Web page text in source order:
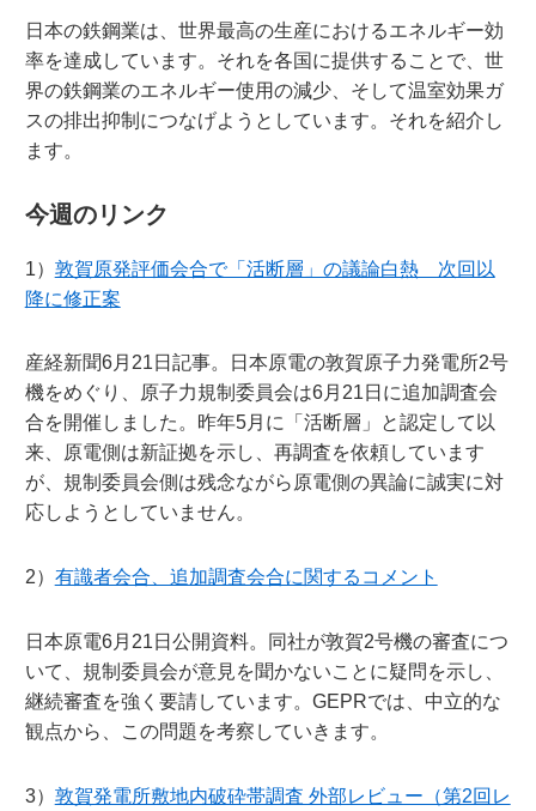
日本の鉄鋼業は、世界最高の生産におけるエネルギー効
率を達成しています。それを各国に提供することで、世
界の鉄鋼業のエネルギー使用の減少、そして温室効果ガ
スの排出抑制につなげようとしています。それを紹介し
ます。
今週のリンク
1） 敦賀原発評価会合で「活断層」の議論白熱 次回以
降に修正案
産経新聞6月21日記事。日本原電の敦賀原子力発電所2号
機をめぐり、原子力規制委員会は6月21日に追加調査会
合を開催しました。昨年5月に「活断層」と認定して以
来、原電側は新証拠を示し、再調査を依頼しています
が、規制委員会側は残念ながら原電側の異論に誠実に対
応しようとしていません。
2） 有識者会合、追加調査会合に関するコメント
日本原電6月21日公開資料。同社が敦賀2号機の審査につ
いて、規制委員会が意見を聞かないことに疑問を示し、
継続審査を強く要請しています。GEPRでは、中立的な
観点から、この問題を考察していきます。
3） 敦賀発電所敷地内破砕帯調査 外部レビュー（第2回レ